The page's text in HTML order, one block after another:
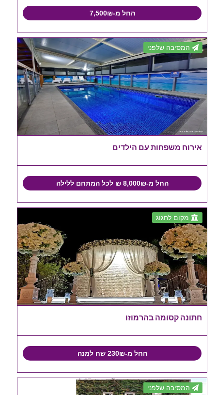
החל מ-7,500₪
המסיבה שלפני
אירוח משפחות עם הילדים
החל מ-8,000₪ ₪ לכל המתחם ללילה
מקום לחגוג
חתונה קסומה בהרמוזו
החל מ-230₪ שח למנה
המסיבה שלפני